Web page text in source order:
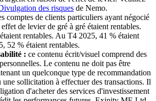
des risques de Nemo.
comptes de clients particuliers ayant négocié
de levier de gré à gré étaient rentables.
rentables. Au T4 2025, 41 % étaient
52 % étaient rentables.
: ce contenu écrit/visuel comprend des
Le contenu ne doit pas être
un quelconque type de recommandation
une sollicitation à effectuer des transactions. Il
d'acheter des services d'investissement